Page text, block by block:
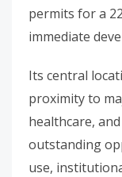
permits for a
immediate
Its central
proximity to
healthcare,
outstanding
use,